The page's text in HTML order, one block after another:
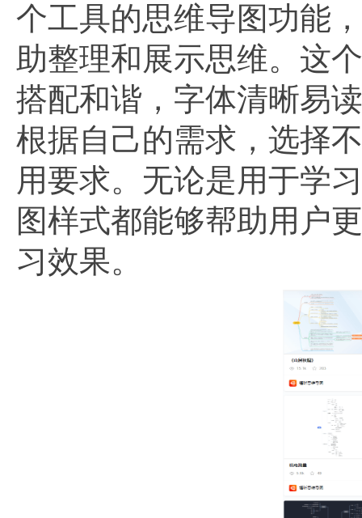
个工具的思维导图功能
助整理和展示思维。这
搭配和谐，字体清晰易
根据自己的需求，选择
用要求。无论是用于学
图样式都能够帮助用户
习效果。